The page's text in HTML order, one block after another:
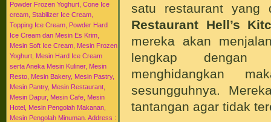
Powder Frozen Yoghurt, Cone Ice
cream, Stabilizer Ice Cream,
Topping Ice Cream, Powder Hard
Ice Cream dan Mesin Es Krim,
Mesin Soft Ice Cream, Mesin Frozen
Yoghurt, Mesin Hard Ice Cream
serta Aneka Mesin Kuliner, Mesin
Resto, Mesin Bakery, Mesin Pastry,
Mesin Pantry, Mesin Restaurant,
Mesin Dapur, Mesin Cafe, Mesin
Hotel, Mesin Pengolah Makanan,
Mesin Pengolah Minuman. Address :
satu restaurant yang
Restaurant Hell’s
mereka akan
lengkap dengan
menghidangkan
sesungguhnya.
tantangan agar tidak